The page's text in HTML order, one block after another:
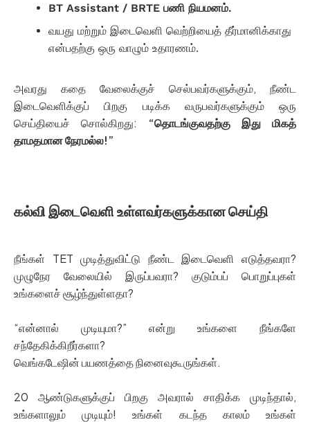
BT Assistant / BRTE பணி நியமனம்.
வயது மற்றும் இடைவெளி வெற்றியைத் தீர்மானிக்காது
என்பதற்கு ஒரு வாழும் உதாரணம்.
அவரது கதை வேலைக்குச் செல்பவர்களுக்கும், நீண்ட
இடைவெளிக்குப் பிறகு படிக்க வருபவர்களுக்கும் ஒரு
செய்தியைச் சொல்கிறது: “தொடங்குவதற்கு இது மிகத்
தாமதமான நேரமல்ல!”
கல்வி இடைவெளி உள்ளவர்களுக்கான செய்தி
நீங்கள் TET முடித்துவிட்டு நீண்ட இடைவெளி எடுத்தவரா?
முழுநேர வேலையில் இருப்பவரா? குடும்பப் பொறுப்புகள்
உங்களைச் சூழ்ந்துள்ளதா?
“என்னால் முடியுமா?” என்று உங்களை நீங்களே
சந்தேகிக்கிறீர்களா?
வெங்கடேஷின் பயணத்தை நினைவுகூருங்கள்.
20 ஆண்டுகளுக்குப் பிறகு அவரால் சாதிக்க முடிந்தால்,
உங்களாலும் முடியும்! உங்கள் கடந்த காலம் உங்கள்